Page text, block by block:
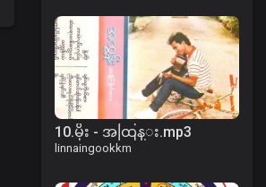
10.မိုး - အထြန္း.mp3
linnaingookkm